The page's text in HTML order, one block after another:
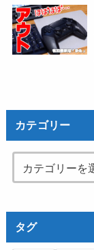
カテゴリー
タグ